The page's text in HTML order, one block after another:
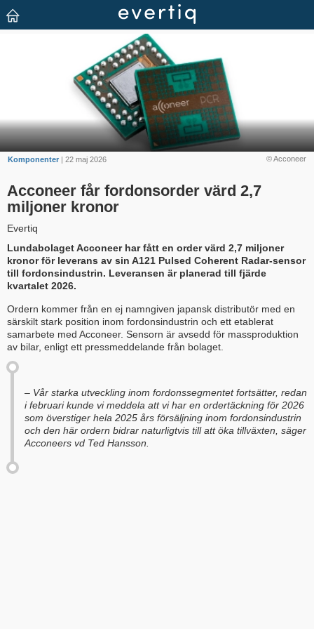
© Acconeer
Komponenter | 22 maj 2026
Acconeer får fordonsorder värd 2,7
miljoner kronor
Evertiq
Lundabolaget Acconeer har fått en order värd 2,7 miljoner
kronor för leverans av sin A121 Pulsed Coherent Radar-sensor
till fordonsindustrin. Leveransen är planerad till fjärde
kvartalet 2026.
Ordern kommer från en ej namngiven japansk distributör med en
särskilt stark position inom fordonsindustrin och ett etablerat
samarbete med Acconeer. Sensorn är avsedd för massproduktion
av bilar, enligt ett pressmeddelande från bolaget.
– Vår starka utveckling inom fordonssegmentet fortsätter, redan
i februari kunde vi meddela att vi har en ordertäckning för 2026
som överstiger hela 2025 års försäljning inom fordonsindustrin
och den här ordern bidrar naturligtvis till att öka tillväxten, säger
Acconeers vd Ted Hansson.